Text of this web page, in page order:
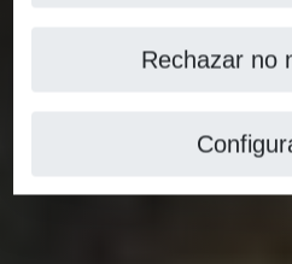
Rechazar no